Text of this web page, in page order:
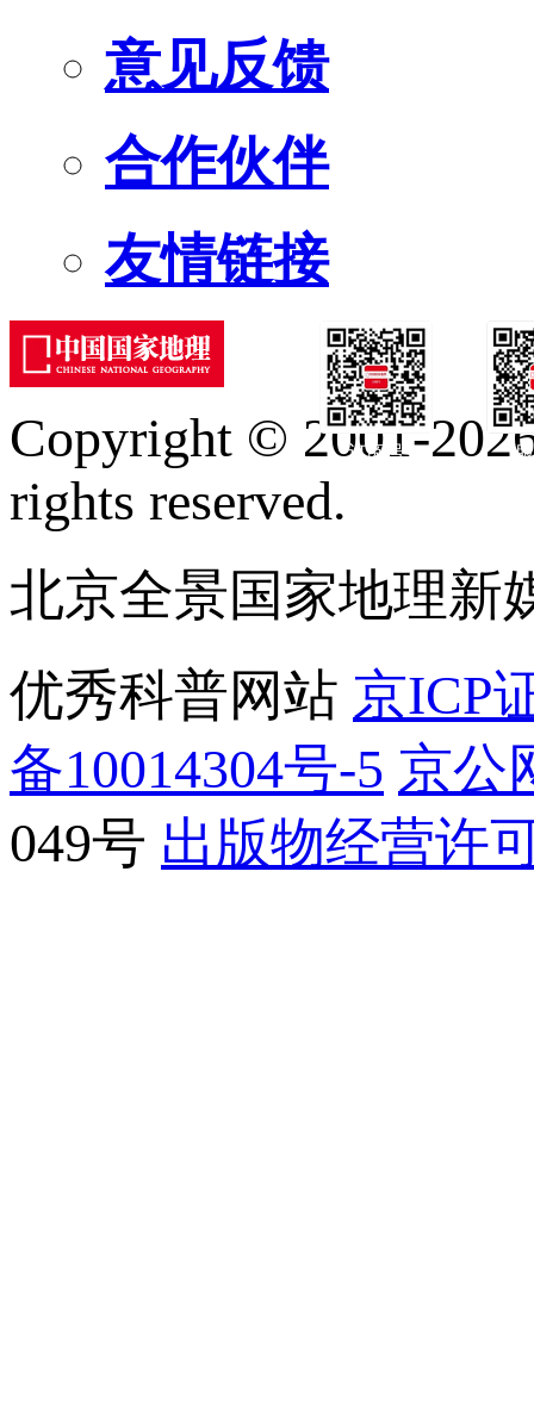
意见反馈
合作伙伴
友情链接
订阅号
Copyright © 2001-
rights reserved.
北京全景国家地理新
优秀科普网站 京ICP
备10014304号-5 京公
049号 出版物经营许